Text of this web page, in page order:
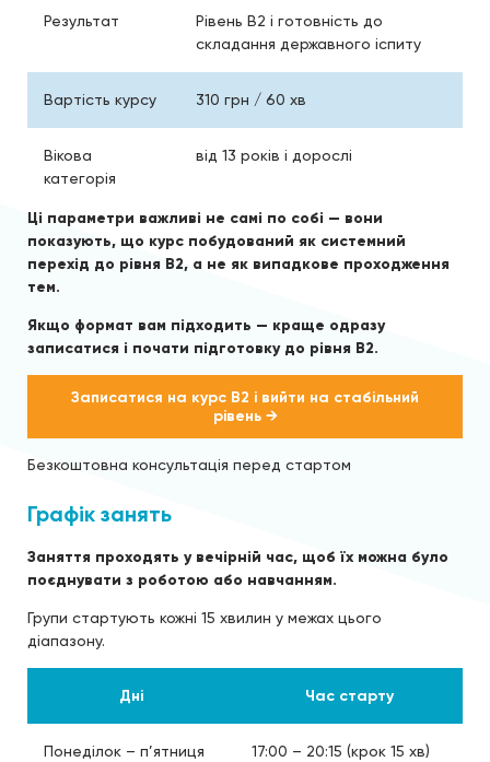
Результат
Рівень B2 і готовність до
складання державного іспиту
Вартість курсу 310 грн / 60 хв
Вікова
категорія
від 13 років і дорослі
Ці параметри важливі не самі по собі — вони
показують, що курс побудований як системний
перехід до рівня B2, а не як випадкове проходження
тем.
Якщо формат вам підходить — краще одразу
записатися і почати підготовку до рівня B2.
Записатися на курс B2 і вийти на стабільний
рівень →
Безкоштовна консультація перед стартом
Графік занять
Заняття проходять у вечірній час, щоб їх можна було
поєднувати з роботою або навчанням.
Групи стартують кожні 15 хвилин у межах цього
діапазону.
Дні Час старту
Понеділок – п’ятниця 17:00 – 20:15 (крок 15 хв)